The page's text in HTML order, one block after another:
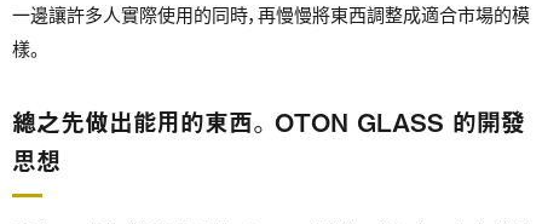
一邊讓許多人實際使用的同時，再慢慢將東西調整成適合市場的模
樣。
總之先做出能用的東西。 OTON GLASS 的開發
思想